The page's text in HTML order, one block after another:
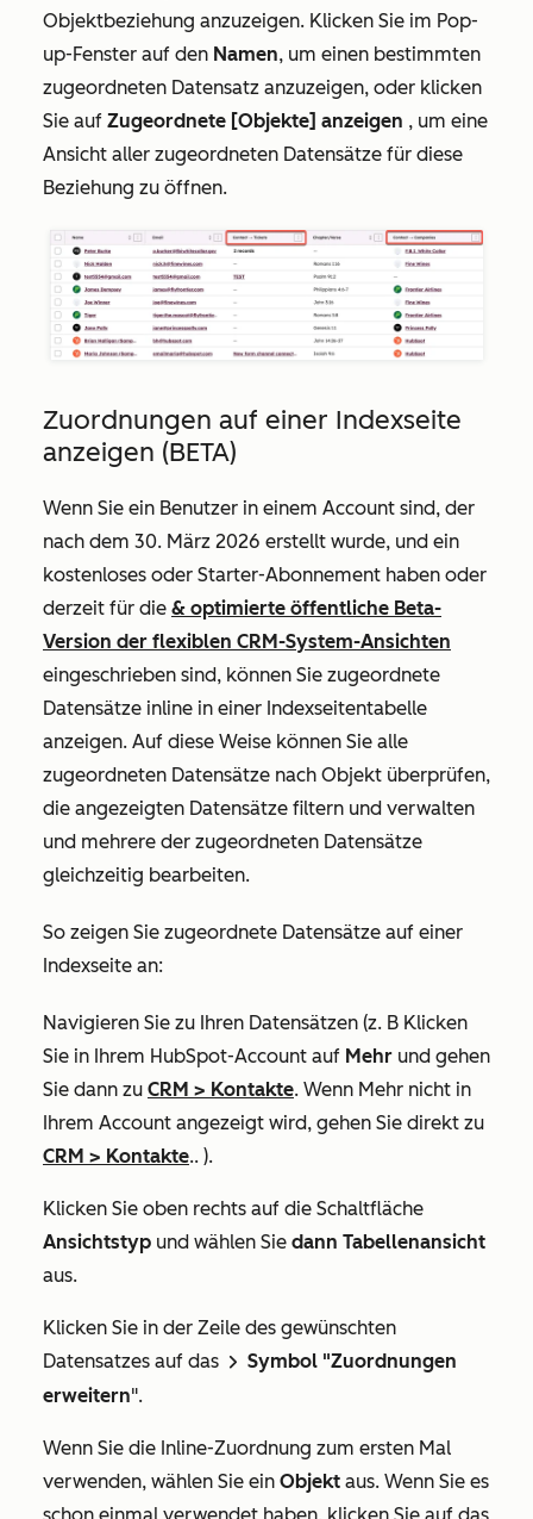
Objektbeziehung anzuzeigen. Klicken Sie im Pop-
up-Fenster auf den Namen, um einen bestimmten
zugeordneten Datensatz anzuzeigen, oder klicken
Sie auf Zugeordnete [Objekte] anzeigen , um eine
Ansicht aller zugeordneten Datensätze für diese
Beziehung zu öffnen.
Zuordnungen auf einer Indexseite
anzeigen (BETA)
Wenn Sie ein Benutzer in einem Account sind, der
nach dem 30. März 2026 erstellt wurde, und ein
kostenloses oder Starter-Abonnement haben oder
derzeit für die & optimierte öffentliche Beta-
Version der flexiblen CRM-System-Ansichten
eingeschrieben sind, können Sie zugeordnete
Datensätze inline in einer Indexseitentabelle
anzeigen. Auf diese Weise können Sie alle
zugeordneten Datensätze nach Objekt überprüfen,
die angezeigten Datensätze filtern und verwalten
und mehrere der zugeordneten Datensätze
gleichzeitig bearbeiten.
So zeigen Sie zugeordnete Datensätze auf einer
Indexseite an:
Navigieren Sie zu Ihren Datensätzen (z. B Klicken
Sie in Ihrem HubSpot-Account auf Mehr und gehen
Sie dann zu CRM > Kontakte. Wenn Mehr nicht in
Ihrem Account angezeigt wird, gehen Sie direkt zu
CRM > Kontakte.. ).
Klicken Sie oben rechts auf die Schaltfläche
Ansichtstyp und wählen Sie dann Tabellenansicht
aus.
Klicken Sie in der Zeile des gewünschten
Datensatzes auf das rightCaret Symbol "Zuordnungen
erweitern".
Wenn Sie die Inline-Zuordnung zum ersten Mal
verwenden, wählen Sie ein Objekt aus. Wenn Sie es